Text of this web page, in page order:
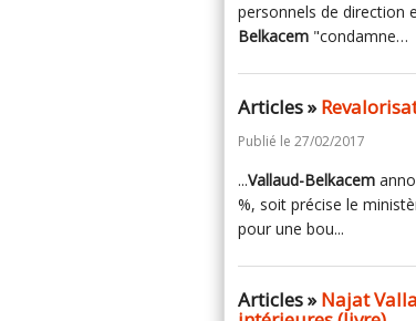
personnels de direction
Belkacem "condamne…
Articles »
Publié le 27/02/2017
...Vallaud-Belkacem
%, soit précise le
pour une bou...
Articles »Najat